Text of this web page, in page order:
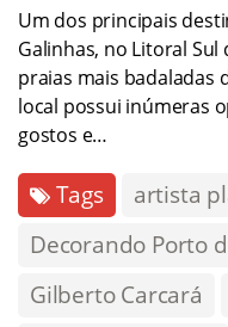
Um dos principais
Galinhas, no Litoral
praias mais badaladas
local possui inúmeras
gostos e…
Tags artista
Decorando Porto
Gilberto Carcará